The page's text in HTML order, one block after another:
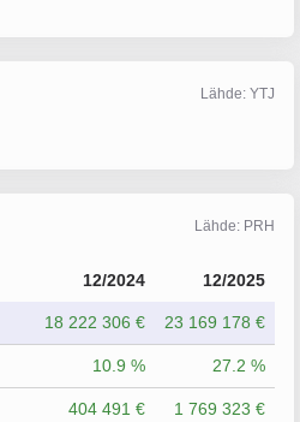
Lähde: YTJ
Lähde: PRH
12/2024 12/2025
18 222 306 € 23 169 178 €
10.9 % 27.2 %
404 491 € 1 769 323 €